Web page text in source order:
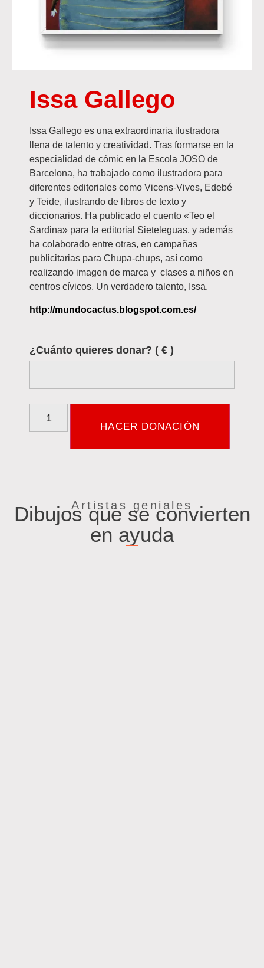
Issa Gallego
Issa Gallego es una extraordinaria ilustradora
llena de talento y creatividad. Tras formarse en la
especialidad de cómic en la Escola JOSO de
Barcelona, ha trabajado como ilustradora para
diferentes editoriales como Vicens-Vives, Edebé
y Teide, ilustrando de libros de texto y
diccionarios. Ha publicado el cuento «Teo el
Sardina» para la editorial Sieteleguas, y además
ha colaborado entre otras, en campañas
publicitarias para Chupa-chups, así como
realizando imagen de marca y clases a niños en
centros cívicos. Un verdadero talento, Issa.
http://mundocactus.blogspot.com.es/
¿Cuánto quieres donar? ( € )
HACER DONACIÓN
Artistas geniales
Dibujos que se convierten
en ayuda